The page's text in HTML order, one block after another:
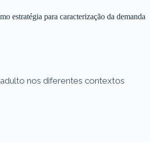
estratégia para caracterização da demanda
nos diferentes contextos